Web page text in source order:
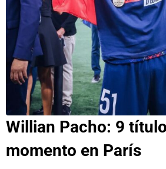
Willian Pacho: 9
momento en París